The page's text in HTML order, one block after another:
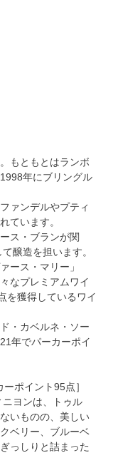
もともとはランボ
年にブリングル
ァンデルやプティ
ています。
ス・ブランが関
醸造を担います。
ース・マリー」
なプレミアムワイ
を獲得しているワイ
・カベルネ・ソー
年でパーカーポイ
ポイント95点］
ヨンは、トゥル
いものの、美しい
ベリー、ブルーベ
っしりと詰まった